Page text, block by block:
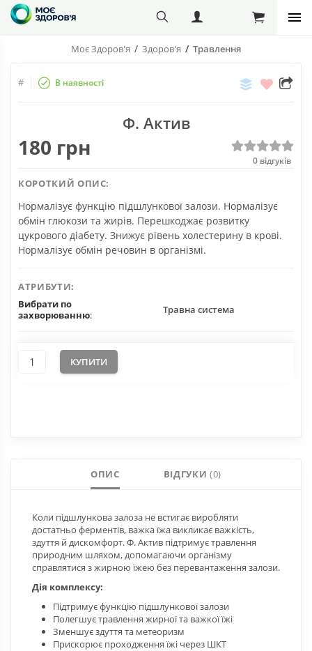
Моє Здоров'я Здоров'я Травлення
# В наявності Порівняти
Бажані
Ф. Актив
0 відгуків
180 грн
КОРОТКИЙ ОПИС:
Нормалізує функцію підшлункової залози. Нормалізує
обмін глюкози та жирів. Перешкоджає розвитку
цукрового діабету. Знижує рівень холестерину в крові.
Нормалізує обмін речовин в організмі.
АТРИБУТИ:
Вибрати по
захворюванню: Травна система
КУПИТИ
ОПИС ВІДГУКИ (0)
Коли підшлункова залоза не встигає виробляти
достатньо ферментів, важка їжа викликає важкість,
здуття й дискомфорт. Ф. Актив підтримує травлення
природним шляхом, допомагаючи організму
справлятися з жирною їжею без перевантаження залози.
Дія комплексу:
Підтримує функцію підшлункової залози
Полегшує травлення жирної та важкої їжі
Зменшує здуття та метеоризм
Прискорює проходження їжі через ШКТ